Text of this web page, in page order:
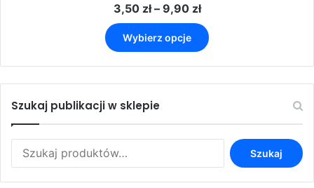
3,50 zł – 9,90 złZakres
cen:
od
3,50 zł
do
9,90 zł
Wybierz opcje
produkt
stronie
Szukaj publikacji w sklepie
Szukaj